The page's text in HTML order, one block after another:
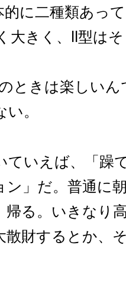
に二種類あっ
大きく、II型は
ときは楽しい
。
ていえば、「躁
」だ。普通に
帰る。いきなり
散財するとか、